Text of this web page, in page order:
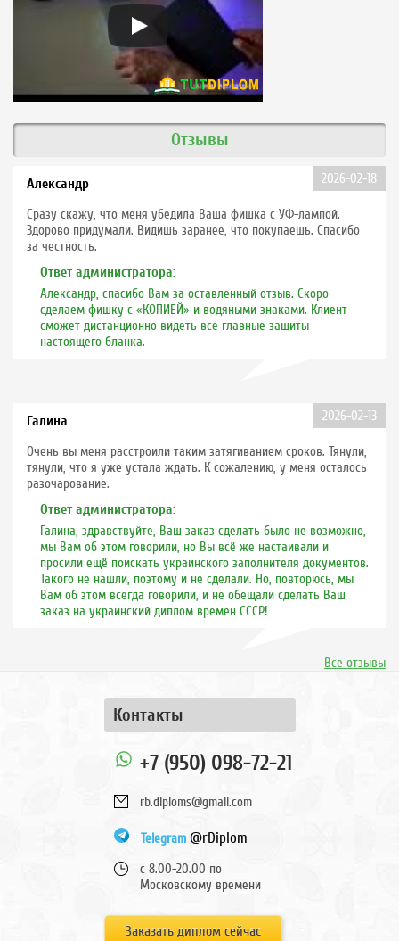
Отзывы
Александр 2026-02-18
Сразу скажу, что меня убедила Ваша фишка с УФ-лампой.
Здорово придумали. Видишь заранее, что покупаешь. Спасибо
за честность.
Ответ администратора:
Александр, спасибо Вам за оставленный отзыв. Скоро
сделаем фишку с «КОПИЕЙ» и водяными знаками. Клиент
сможет дистанционно видеть все главные защиты
настоящего бланка.
Галина 2026-02-13
Очень вы меня расстроили таким затягиванием сроков. Тянули,
тянули, что я уже устала ждать. К сожалению, у меня осталось
разочарование.
Ответ администратора:
Галина, здравствуйте, Ваш заказ сделать было не возможно,
мы Вам об этом говорили, но Вы всё же настаивали и
просили ещё поискать украинского заполнителя документов.
Такого не нашли, поэтому и не сделали. Но, повторюсь, мы
Вам об этом всегда говорили, и не обещали сделать Ваш
заказ на украинский диплом времен СССР!
Все отзывы
Контакты
+7 (950) 098-72-21
rb.diploms@gmail.com
Telegram@rDiplom
с 8.00-20.00 по
Московскому времени
Заказать диплом сейчас